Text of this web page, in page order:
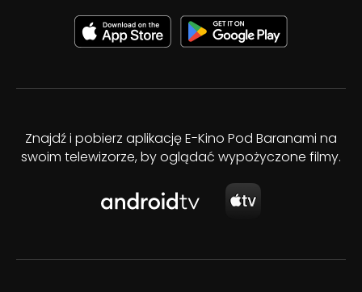
Znajdź i pobierz aplikację E-Kino Pod Baranami na
swoim telewizorze, by oglądać wypożyczone filmy.